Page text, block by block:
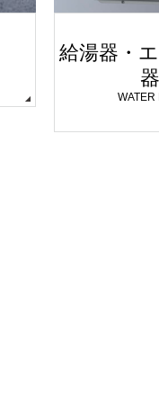
給湯器・
WATER